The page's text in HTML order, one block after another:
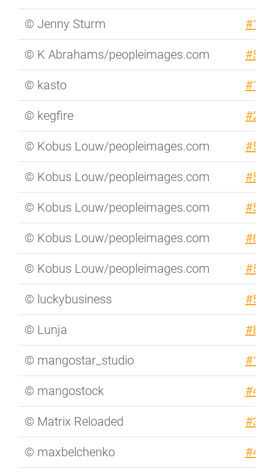
© Jenny Sturm
© K Abrahams/peopleimages.com
© kasto
© kegfire
© Kobus Louw/peopleimages.com
© Kobus Louw/peopleimages.com
© Kobus Louw/peopleimages.com
© Kobus Louw/peopleimages.com
© Kobus Louw/peopleimages.com
© luckybusiness
© Lunja
© mangostar_studio
© mangostock
© Matrix Reloaded
© maxbelchenko